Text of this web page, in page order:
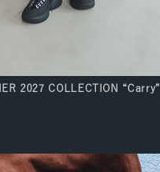
2027 COLLECTION “Carry”